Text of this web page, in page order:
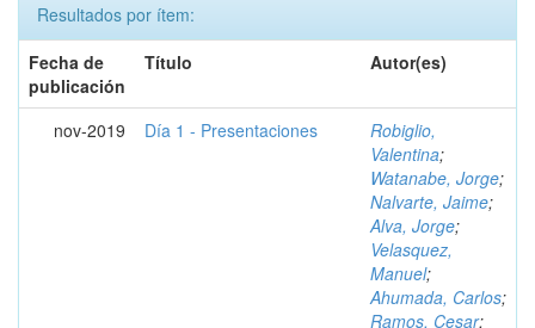
Resultados por ítem:
Fecha de
publicación
Título Autor(es)
nov-2019 Día 1 - Presentaciones
Robiglio,
Valentina;
Watanabe, Jorge;
Nalvarte, Jaime;
Alva, Jorge;
Velasquez,
Manuel;
Ahumada, Carlos;
Ramos, Cesar;